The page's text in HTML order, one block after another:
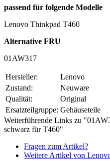
passend für folgende Modelle
Lenovo Thinkpad T460
Alternative FRU
01AW317
Hersteller:
Lenovo
Zustand:
Neuware
Qualität:
Original
Ersatzteilgruppe: Gehäuseteile
Weiterführende Links zu
schwarz für T460"
Fragen zum Artikel?
Weitere Artikel von